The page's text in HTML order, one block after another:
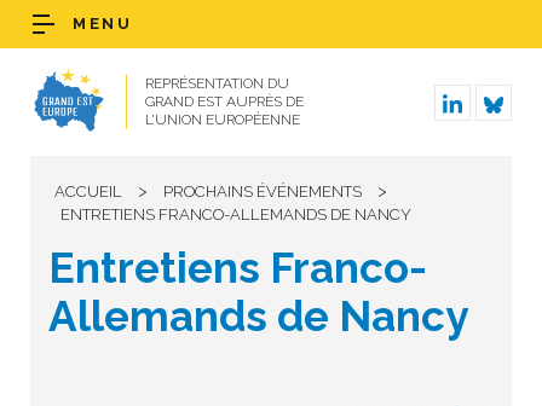
REPRÉSENTATION DU
GRAND EST AUPRÈS DE
L’UNION EUROPÉENNE
MENU
ACCUEIL > PROCHAINS ÉVÉNEMENTS >
ENTRETIENS FRANCO-ALLEMANDS DE NANCY
Entretiens Franco-
Allemands de Nancy